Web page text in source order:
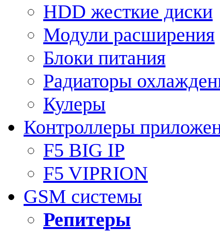
HDD жесткие диски
Модули расширения
Блоки питания
Радиаторы
Кулеры
Контроллеры
F5 BIG IP
F5 VIPRION
GSM системы
Репитеры